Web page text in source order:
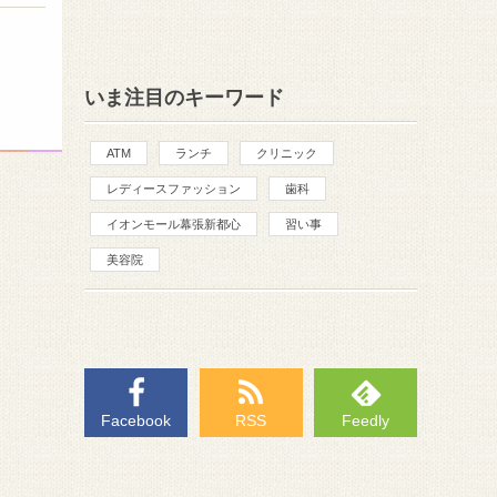
いま注目のキーワード
ATM ランチ クリニック
レディースファッション 歯科
イオンモール幕張新都心 習い事
美容院
Facebook RSS Feedly